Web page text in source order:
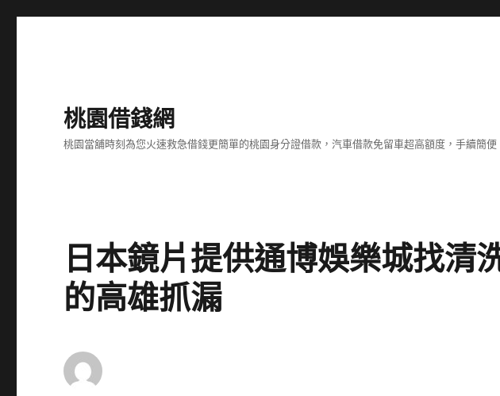
桃園借錢網
桃園當舖時刻為您火速救急借錢更簡單的桃園身分證借款，汽車借款免留車超高額度，手續簡
日本鏡片提供通博娛樂城找清
的高雄抓漏